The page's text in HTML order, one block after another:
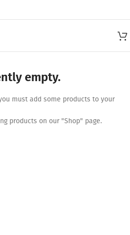
empty.
must add some products to your
products on our "Shop" page.